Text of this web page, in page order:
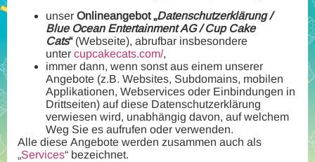
unser Onlineangebot „Datenschutzerklärung /
Blue Ocean Entertainment AG / Cup Cake
Cats“(Webseite), abrufbar insbesondere
unter cupcakecats.com/,
immer dann, wenn sonst aus einem unserer
Angebote (z.B. Websites, Subdomains, mobilen
Applikationen, Webservices oder Einbindungen in
Drittseiten) auf diese Datenschutzerklärung
verwiesen wird, unabhängig davon, auf welchem
Weg Sie es aufrufen oder verwenden.
Alle diese Angebote werden zusammen auch als
„Services“ bezeichnet.